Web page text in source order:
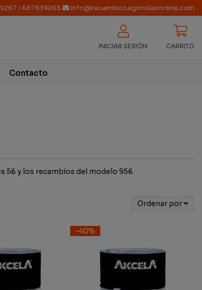
/687839265 info@recambiosagricolasonline.com
INICIAR SESIÓN CARRITO
Contacto
56 y los recambios del modelo 956.
Ordenar por
-40%